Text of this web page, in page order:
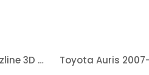
Toyota Auris 2013 Sonrası Rizline 3D Havuzlu Paspas